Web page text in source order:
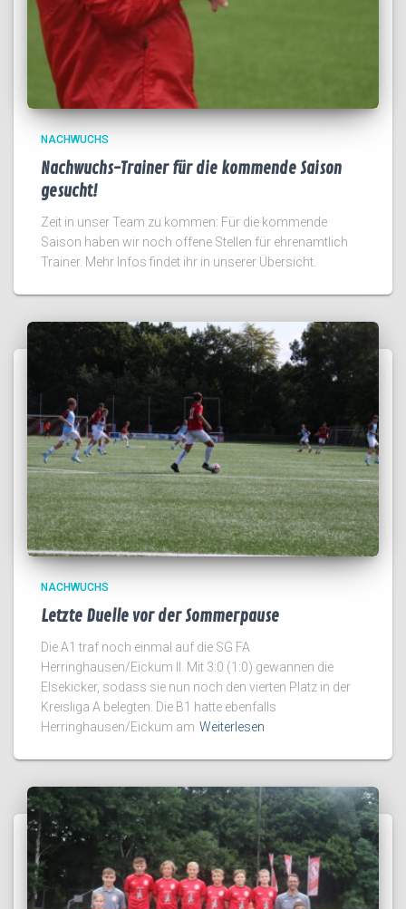
NACHWUCHS
Nachwuchs-Trainer für die kommende Saison
gesucht!
Zeit in unser Team zu kommen: Für die kommende
Saison haben wir noch offene Stellen für ehrenamtlich
Trainer. Mehr Infos findet ihr in unserer Übersicht.
NACHWUCHS
Letzte Duelle vor der Sommerpause
Die A1 traf noch einmal auf die SG FA
Herringhausen/Eickum II. Mit 3:0 (1:0) gewannen die
Elsekicker, sodass sie nun noch den vierten Platz in der
Kreisliga A belegten. Die B1 hatte ebenfalls
Herringhausen/Eickum am Weiterlesen